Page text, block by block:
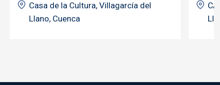
Casa de la Cultura, Villagarcía del
Llano, Cuenca